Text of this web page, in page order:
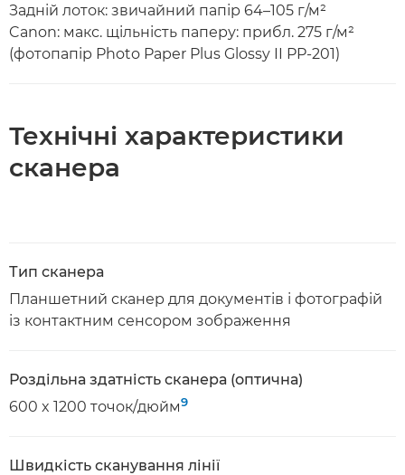
Задній лоток: звичайний папір 64–105 г/м²
Canon: макс. щільність паперу: прибл. 275 г/м²
(фотопапір Photo Paper Plus Glossy II PP-201)
Технічні характеристики
сканера
Тип сканера
Планшетний сканер для документів і фотографій
із контактним сенсором зображення
Роздільна здатність сканера (оптична)
600 x 1200 точок/дюйм9
Швидкість сканування лінії